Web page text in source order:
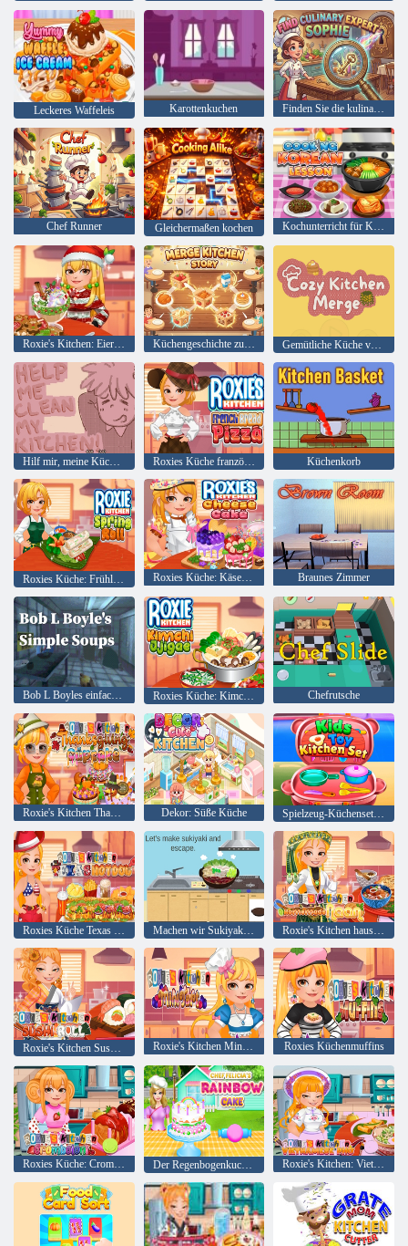
Leckeres Waffeleis Karottenkuchen Finden Sie die kulinarische Expertin Sophie
Chef Runner Gleichermaßen kochen Kochunterricht für Koreanisch
Roxie's Kitchen: Eierlikör Küchengeschichte zusammenführen Gemütliche Küche verschmelzen
Hilf mir, meine Küche zu reinigen Roxies Küche französische Brotpizza Küchenkorb
Roxies Küche: Käsekuchen Braunes Zimmer
Bob L Boyles einfache Suppen Roxies Küche: Kimchi Jjigae Chefrutsche
Roxie's Kitchen Thanksgiving-Cupcake Dekor: Süße Küche Spielzeug-Küchenset für Kinder
Machen wir Sukiyaki und Escape
Roxie's Kitchen Mini-Tarte Roxies Küchenmuffins
Roxies Küche: Cromboloni Der Regenbogenkuchen von Chefkoch Felicia Roxie's Kitchen: Vietnamesisches Pho